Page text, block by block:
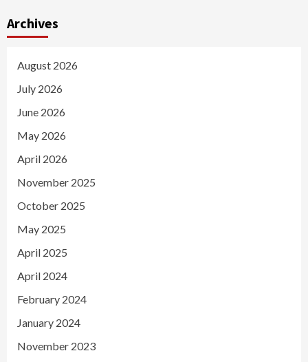
Archives
August 2026
July 2026
June 2026
May 2026
April 2026
November 2025
October 2025
May 2025
April 2025
April 2024
February 2024
January 2024
November 2023